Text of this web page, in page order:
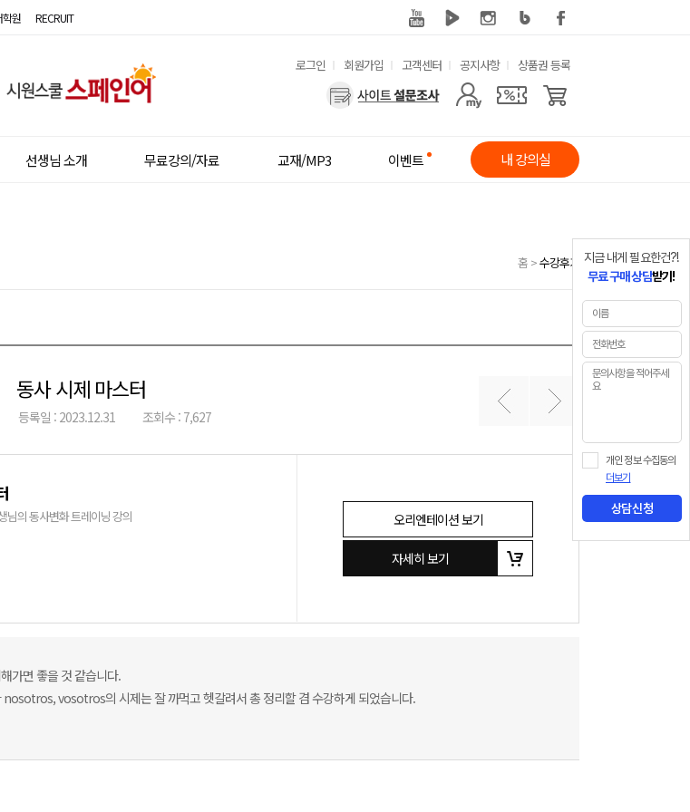
학원 RECRUIT
유
메
뉴
로그인 회원가입 고객센터 공지사항 상품권 등록
사
메
선생님 소개 무료강의/자료 교재/MP3 이벤트 내 강의실
홈 >수강후기
동사 시제 마스터
등록일 : 2023.12.31 조회수 : 7,627
님의 동사변화 트레이닝 강의 오리엔테이션 보기
자세히 보기
가면 좋을 것 같습니다.
vosotros의 시제는 잘 까먹고 헷갈려서 총 정리할 겸 수강하게 되었습니다.
지금 내게 필요한건?!
무료 구매 상담받기!
개인 정보 수집동의
더보기
상담신청